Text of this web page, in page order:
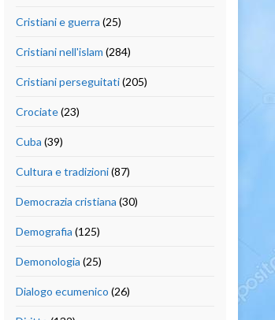
Cristiani e guerra (25)
Cristiani nell'islam (284)
Cristiani perseguitati(205)
Crociate(23)
Cuba (39)
Cultura e tradizioni(87)
Democrazia cristiana (30)
Demografia (125)
Demonologia (25)
Dialogo ecumenico (26)